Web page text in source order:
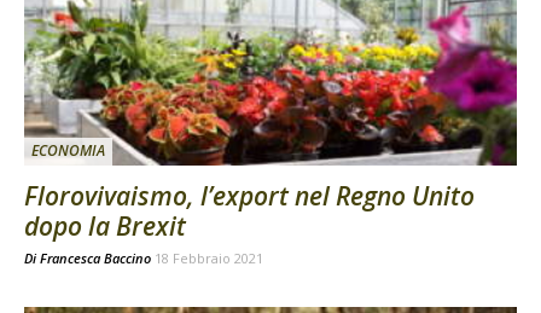
ECONOMIA
Florovivaismo, l’export nel Regno Unito
dopo la Brexit
Di Francesca Baccino 18 Febbraio 2021